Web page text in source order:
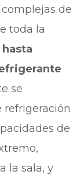
de
toda la
se
refrigeración
de
la sala, y